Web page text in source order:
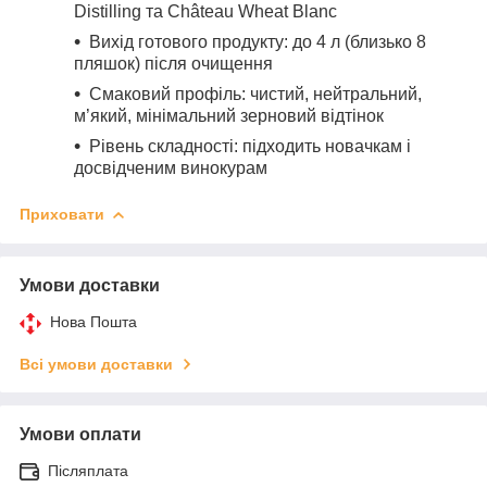
Distilling та Château Wheat Blanc
Вихід готового продукту: до 4 л (близько 8
пляшок) після очищення
Смаковий профіль: чистий, нейтральний,
м’який, мінімальний зерновий відтінок
Рівень складності: підходить новачкам і
досвідченим винокурам
Приховати
Умови доставки
Нова Пошта
Всі умови доставки
Умови оплати
Післяплата